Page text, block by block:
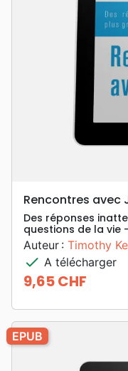
Rencontres avec
Des réponses
questions de la vie
Auteur : Timothy
check A télécharger
Prix
9,65 CHF
EPUB